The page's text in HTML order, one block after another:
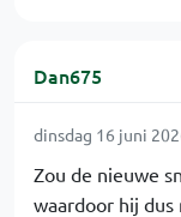
Dan675
dinsdag 16 juni
Zou de nieuwe
waardoor hij dus